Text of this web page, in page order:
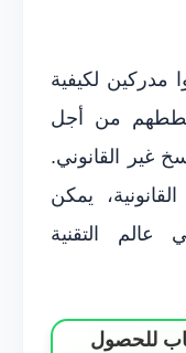
مدركين لكيفية
خططهم من أجل
غير القانوني.
يمكن
التقنية
للحصول